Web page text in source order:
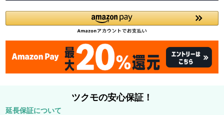
ツクモの安心保証！
延長保証について